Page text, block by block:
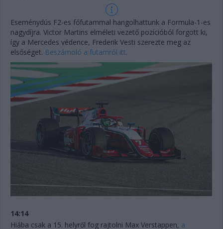
Eseménydús F2-es főfutammal hangolhattunk a Formula-1-es
nagydíjra. Victor Martins elméleti vezető pozícióból forgott ki,
így a Mercedes védence, Frederik Vesti szerezte meg az
elsőséget. Beszámoló a futamról itt.
14:14
Hiába csak a 15. helyről fog rajtolni Max Verstappen, a